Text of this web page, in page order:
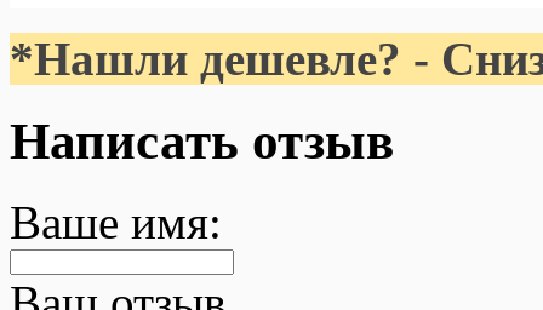
*Нашли дешевле? -
Написать отзыв
Ваше имя: